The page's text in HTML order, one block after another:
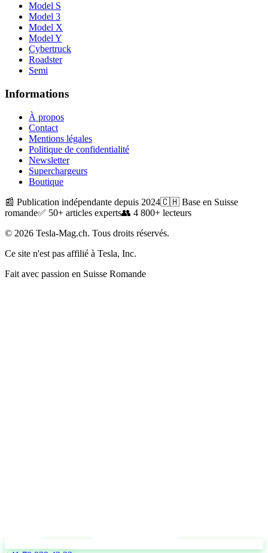
Model S
Model 3
Model X
Model Y
Cybertruck
Roadster
Semi
Informations
À propos
Contact
Mentions légales
Politique de confidentialité
Newsletter
Superchargeurs
Boutique
📰 Publication indépendante depuis 2024🇨🇭 Base en Suisse
romande✅ 50+ articles experts👥 4 800+ lecteurs
© 2026 Tesla-Mag.ch. Tous droits réservés.
Ce site n'est pas affilié à Tesla, Inc.
Fait avec passion en Suisse Romande